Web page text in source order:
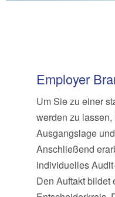
Employer
Um Sie zu einer
werden zu
Ausgangslage
Anschließend
individuelles
Den Auftakt bildet